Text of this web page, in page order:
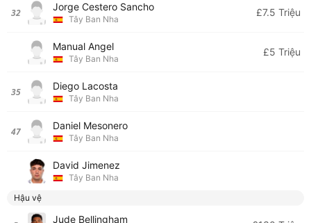
32 Jorge Cestero Sancho
Tây Ban Nha
£7.5 Triệu
Manual Angel
Tây Ban Nha
£5 Triệu
35 Diego Lacosta
Tây Ban Nha
47 Daniel Mesonero
Tây Ban Nha
David Jimenez
Tây Ban Nha
Hậu vệ
Jude Bellingham